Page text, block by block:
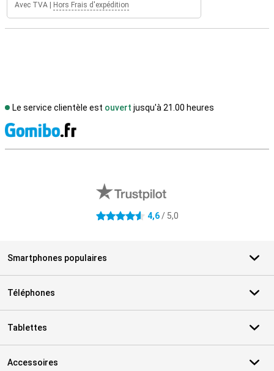
Avec TVA Hors Frais d'expédition
Le service clientèle est ouvert jusqu'à 21.00 heures
4.6 étoiles 4,6/ 5,0
Smartphones populaires
Téléphones
Tablettes
Accessoires